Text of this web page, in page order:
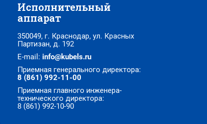
Исполнительный
аппарат
350049, г. Краснодар, ул. Красных
Партизан, д. 192
E-mail:info@kubels.ru
Приемная генерального директора:
8 (861) 992-11-00
Приемная главного инженера-
технического директора:
8 (861) 992-10-90